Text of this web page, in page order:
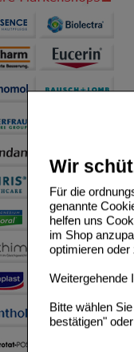
Wir
Für die
genannte
helfen uns
im Shop
optimieren
Weitergehende
Bitte wählen
bestätigen"